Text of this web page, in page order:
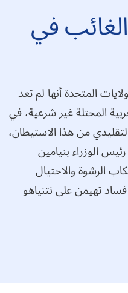
في
المتحدة أنها لم تعد
المحتلة غير شرعية، في
من هذا الاستيطان،
الوزراء بنيامين
الرشوة والاحتيال
تهيمن على نتنياهو